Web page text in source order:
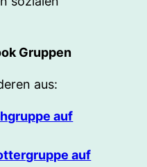
Gruppen
aus:
auf
auf